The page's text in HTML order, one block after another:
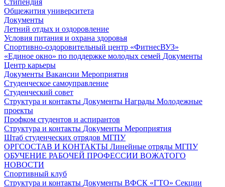
Общежития университета
Документы
Летний отдых и оздоровление
Условия питания и охрана здоровья
Спортивно-оздоровительный центр «ФитнесВУЗ»
«Единое окно» по поддержке молодых семей Документы
Центр карьеры
Документы Вакансии Мероприятия
Студенческое самоуправление
Студенческий совет
Структура и контакты Документы Награды Молодежные
проекты
Профком студентов и аспирантов
Структура и контакты Документы Мероприятия
Штаб студенческих отрядов МГПУ
ОРГСОСТАВ И КОНТАКТЫ Линейные отряды МГПУ
ОБУЧЕНИЕ РАБОЧЕЙ ПРОФЕССИИ ВОЖАТОГО
НОВОСТИ
Спортивный клуб
Структура и контакты Документы ВФСК «ГТО» Секции